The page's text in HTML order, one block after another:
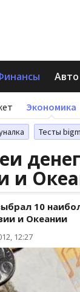
Авто
Экономика
Тесты
и
10
и Океании
12:27